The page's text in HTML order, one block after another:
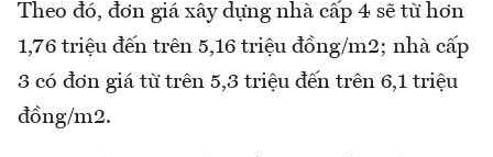
Theo đó, đơn giá xây dựng nhà cấp 4 sẽ từ hơn
1,76 triệu đến trên 5,16 triệu đồng/m2; nhà cấp
3 có đơn giá từ trên 5,3 triệu đến trên 6,1 triệu
đồng/m2.